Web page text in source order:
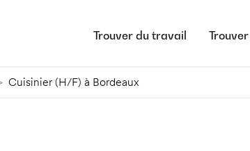
Trouver du travail
Cuisinier (H/F) à Bordeaux